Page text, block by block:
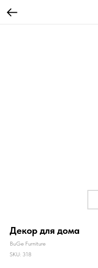
Декор для дома
BuGe Furniture
SKU: 318